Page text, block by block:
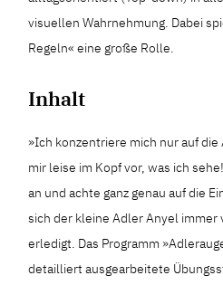
visuellen Wahrnehmung. Dabei
Regeln« eine große Rolle.
Inhalt
»Ich konzentriere mich nur auf die
mir leise im Kopf vor, was ich
an und achte ganz genau auf die
sich der kleine Adler Anyel immer
erledigt. Das Programm
detailliert ausgearbeitete